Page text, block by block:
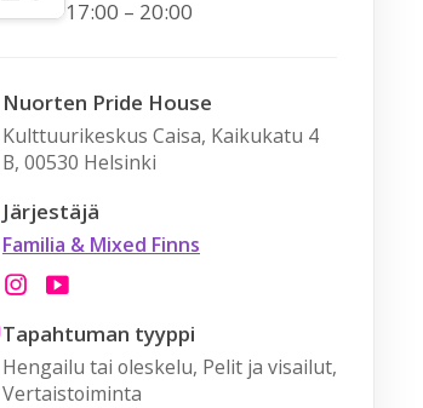
17:00 – 20:00
Nuorten Pride House
Kulttuurikeskus Caisa, Kaikukatu 4
B, 00530 Helsinki
Järjestäjä
Familia & Mixed Finns
Tapahtuman tyyppi
Hengailu tai oleskelu, Pelit ja visailut,
Vertaistoiminta